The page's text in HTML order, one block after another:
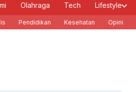
Olahraga Tech Lifestyle
Pendidikan Kesehatan Opini